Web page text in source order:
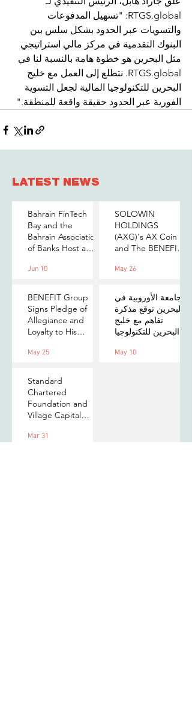
RTGS.global: "تسهيل المدفوعات
والتسويات عبر الحدود بشكل سلس بين
البنوك التقدمية في مركز مالي استراتيجي
مثل البحرين هو خطوة هامة بالنسبة لنا في
RTGS.global. نتطلع إلى العمل مع خليج
البحرين للتكنولوجيا المالية لجعل التسوية
الفورية عبر الحدود حقيقة واقعة للمنطقة."
LATEST NEWS
Bahrain FinTech
Bay and the
Bahrain Association
of Banks Host a
on Payments,
AI for Bahrain's
Financial Sector
Jun 10
SOLOWIN
HOLDINGS
(AXG)'s AX Coin
and The BENEFIT
MOU to Explore
Applications
May 26
BENEFIT Group
Signs Pledge of
Allegiance and
Loyalty to His
May 25
الجامعة الأوروبية في
البحرين توقع مذكرة
تفاهم مع خليج
البحرين للتكنولوجيا
التدريب والابتكار
May 10
Standard
Chartered
Foundation and
Village Capital
Tech 7 in Bahrain
Mar 31